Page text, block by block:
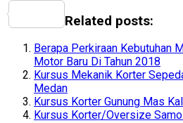
Share
Related posts:
Berapa Perkiraan Kebutuhan
Motor Baru Di Tahun 2018
Kursus Mekanik Korter
Medan
Kursus Korter Gunung Mas
Kursus Korter/Oversize